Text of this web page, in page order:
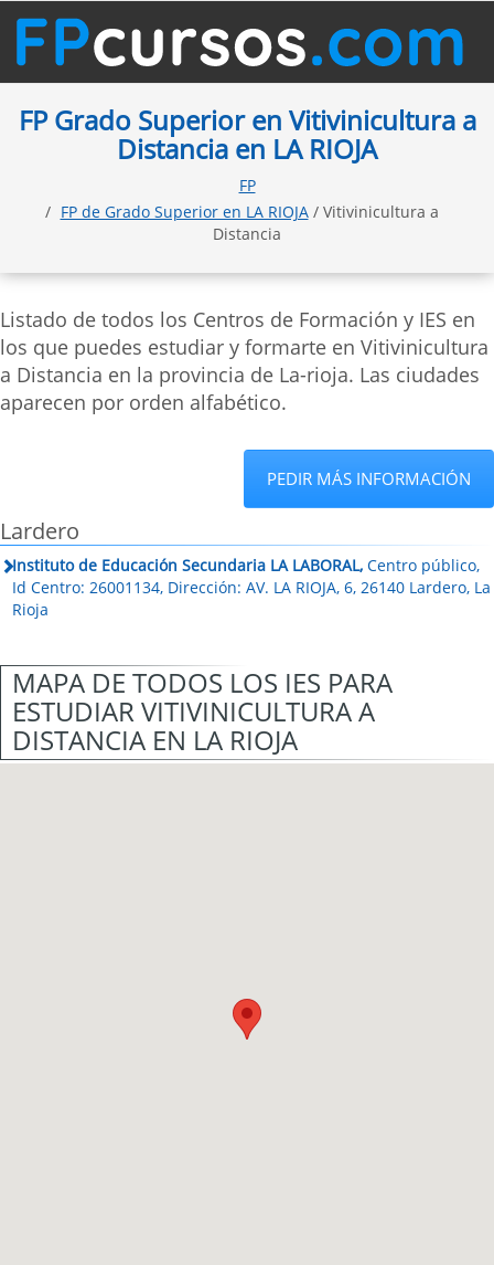
FP Grado Superior en Vitivinicultura a
Distancia en LA RIOJA
FP
FP de Grado Superior en LA RIOJA/ Vitivinicultura a
Distancia
Listado de todos los Centros de Formación y IES en
los que puedes estudiar y formarte en Vitivinicultura
a Distancia en la provincia de La-rioja. Las ciudades
aparecen por orden alfabético.
PEDIR MÁS INFORMACIÓN
Lardero
Instituto de Educación Secundaria LA LABORAL, Centro público,
Id Centro: 26001134, Dirección: AV. LA RIOJA, 6, 26140 Lardero, La
Rioja
MAPA DE TODOS LOS IES PARA
ESTUDIAR VITIVINICULTURA A
DISTANCIA EN LA RIOJA